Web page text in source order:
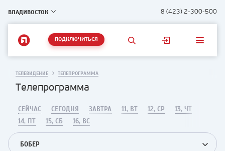
ВЛАДИВОСТОК 8 (423) 2-300-500
ПОДКЛЮЧИТЬСЯ
ТЕЛЕВИДЕНИЕ ТЕЛЕПРОГРАММА
Телепрограмма
СЕЙЧАС СЕГОДНЯ ЗАВТРА 11, ВТ 12, СР
13, ЧТ
14, ПТ
15, СБ 16, ВС
БОБЕР